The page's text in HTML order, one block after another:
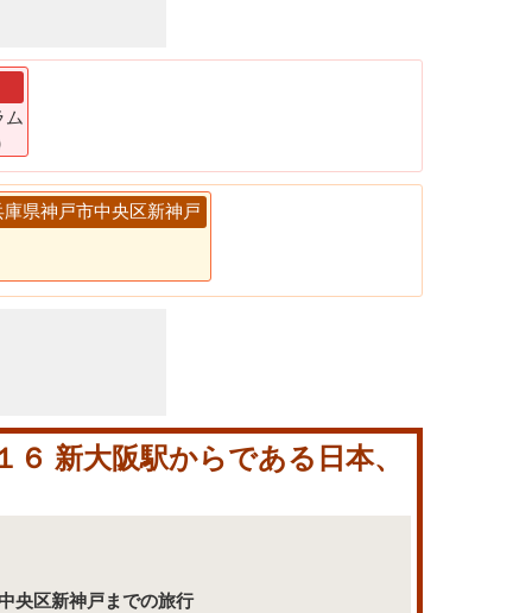
ム
県神戸市中央区新神戸
新大阪駅からである日本、
央区新神戸までの旅行